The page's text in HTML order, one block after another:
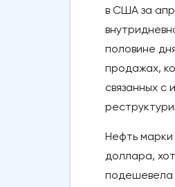
в США за
половине
продажах,
связанных с
Нефть марки
доллара,
подешевела